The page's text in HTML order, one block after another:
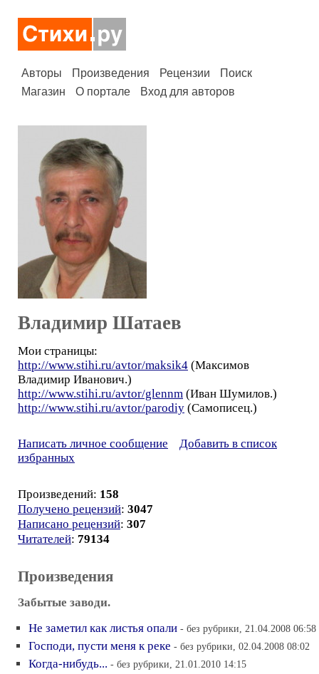
Авторы Произведения Рецензии
Поиск
Магазин
О портале Вход для авторов
Владимир Шатаев
Мои страницы:
http://www.stihi.ru/avtor/maksik4 (Максимов
Владимир Иванович.)
http://www.stihi.ru/avtor/glennm (Иван Шумилов.)
http://www.stihi.ru/avtor/parodiy (Самописец.)
Написать личное сообщение
Добавить в список
избранных
Произведений: 158
Получено рецензий: 3047
Написано рецензий: 307
Читателей: 79134
Произведения
Забытые заводи.
Не заметил как листья опали - без рубрики, 21.04.2008 06:58
Господи, пусти меня к реке - без рубрики, 02.04.2008 08:02
Когда-нибудь... - без рубрики, 21.01.2010 14:15